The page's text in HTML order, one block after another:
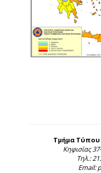
Τμήμα Τύπου
Κηφισίας
Τηλ.:
Email: